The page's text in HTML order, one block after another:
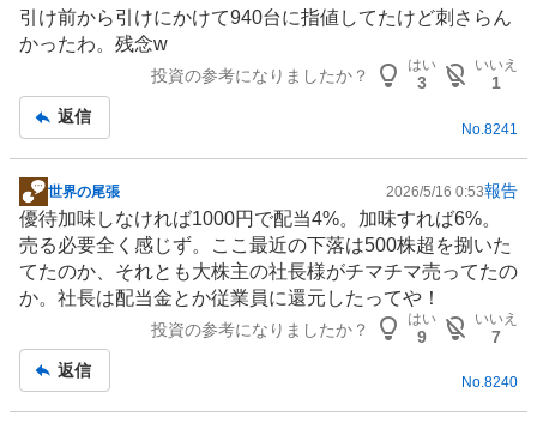
引け前から引けにかけて940台に指値してたけど刺さらん
かったわ。残念w
投資の参考になりましたか？
はい
3
いいえ
1
返信
No. 8241
掲
示
板
記
事
世界の尾張 2026/5/16 0:53報告
優待加味しなければ1000円で配当4%。加味すれば6%。
売る必要全く感じず。ここ最近の下落は500株超を捌いた
てたのか、それとも大株主の社長様がチマチマ売ってたの
か。社長は配当金とか従業員に還元したってや！
投資の参考になりましたか？
はい
9
いいえ
7
返信
No.8240